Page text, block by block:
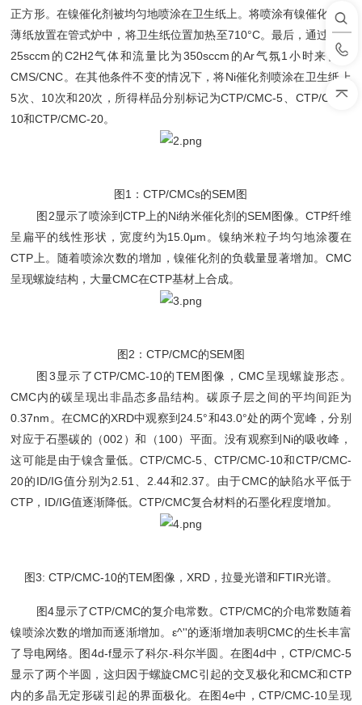
正方形。在镍催化剂被均匀地喷涂在卫生纸上。将喷涂有镍催化剂的
薄纸放置在管式炉中，将卫生纸位置加热至710°C。最后，通过引入
25sccm的C2H2气体和流量比为350sccm的Ar气氛1小时来合成
CMS/CNC。在其他条件不变的情况下，将Ni催化剂喷涂在卫生纸上
5次、10次和20次，所得样品分别标记为CTP/CMC-5、CTP/CMC-
10和CTP/CMC-20。
图1：CTP/CMCs的SEM图
图2显示了喷涂到CTP上的Ni纳米催化剂的SEM图像。CTP纤维
呈扁平的线性形状，宽度约为15.0μm。镍纳米粒子均匀地涂覆在
CTP上。随着喷涂次数的增加，镍催化剂的负载量显著增加。CMC
呈现螺旋结构，大量CMC在CTP基材上合成。
图2：CTP/CMC的SEM图
图3显示了CTP/CMC-10的TEM图像，CMC呈现螺旋形态。
CMC内的碳呈现出非晶态多晶结构。碳原子层之间的平均间距为
0.37nm。在CMC的XRD中观察到24.5°和43.0°处的两个宽峰，分别
对应于石墨碳的（002）和（100）平面。没有观察到Ni的吸收峰，
这可能是由于镍含量低。CTP/CMC-5、CTP/CMC-10和CTP/CMC-
20的ID/IG值分别为2.51、2.44和2.37。由于CMC的缺陷水平低于
CTP，ID/IG值逐渐降低。CTP/CMC复合材料的石墨化程度增加。
图3: CTP/CMC-10的TEM图像，XRD，拉曼光谱和FTIR光谱。
图4显示了CTP/CMC的复介电常数。CTP/CMC的介电常数随着
镍喷涂次数的增加而逐渐增加。ε^''的逐渐增加表明CMC的生长丰富
了导电网络。图4d-f显示了科尔-科尔半圆。在图4d中，CTP/CMC-5
显示了两个半圆，这归因于螺旋CMC引起的交叉极化和CMC和CTP
内的多晶无定形碳引起的界面极化。在图4e中，CTP/CMC-10呈现